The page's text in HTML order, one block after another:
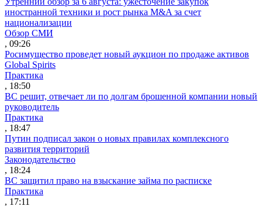
иностранной техники и рост рынка M&A за счет
национализации
Обзор СМИ
, 09:26
Росимущество проведет новый аукцион по продаже активов
Global Spirits
Практика
, 18:50
ВС решит, отвечает ли по долгам брошенной компании новый
руководитель
Практика
, 18:47
Путин подписал закон о новых правилах комплексного
развития территорий
Законодательство
, 18:24
ВС защитил право на взыскание займа по расписке
Практика
, 17:11